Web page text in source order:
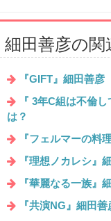
細田善彦の関
『GIFT』細田善
『 3年C組は不倫
は？
『フェルマーの料
『理想ノカレシ』
『華麗なる一族』
『共演NG』細田